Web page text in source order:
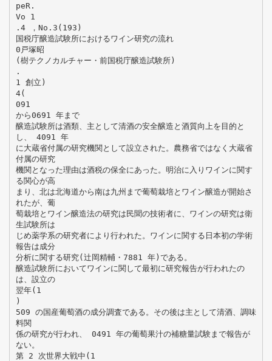
peR.
Vo 1
.4 ，No.3(193)
国税庁醸造試験所におけるワイン研究の流れ
0戸塚昭
(樹テクノカルチャー・前国税庁醸造試験所)
.
1 創立)
4(
091
から0691 年まで
醸造試験所は酒類、主として清酒の安全醸造と酒質向上を目的と
し、 4091 年
に大蔵省付属の研究機関として設立された。農務省ではなく大蔵省
付属の研究
機関となった理由は酒税の保全にあった。明治に入りワインに関す
る関心が高
まり、北は北海道から南は九州まで葡萄栽培とワイン醸造が開始さ
れたが、葡
萄栽培とワイン醸造法の研究は民聞の技術者に、ワインの研究は衛
生試験所は
じめ薬学系の研究者により行われた。ワインに関する日本初の学術
報告は成分
分析に関する研究(辻岡精輔・7881 年)である。
醸造試験所においてワインに関して最初に研究報告が行われたの
は、設立の
翌年(1
)
509 の国産葡萄酒の成分調査である。その後は主として清酒、調味
料関
係の研究が行われ、 0491 年の葡萄果汁の補糖量試験まで報告が
ない。
第 2 次世界大戦中(1